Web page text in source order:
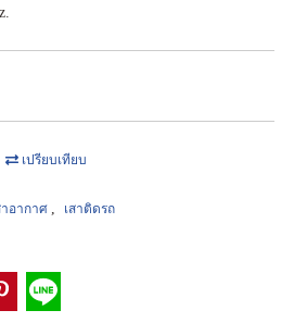
เปรียบเทียบ
าอากาศ , เสาติดรถ